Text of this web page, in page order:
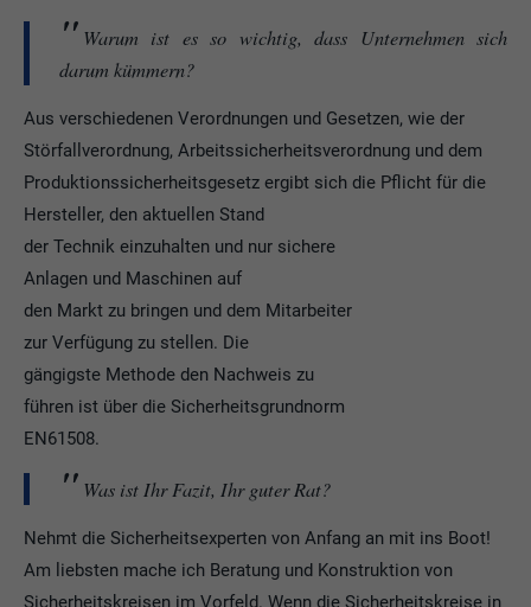
Warum ist es so wichtig, dass Unternehmen sich
darum kümmern?
Aus verschiedenen Verordnungen und Gesetzen, wie der
Störfallverordnung, Arbeitssicherheitsverordnung und dem
Produktionssicherheitsgesetz ergibt sich die Pflicht für die
Hersteller, den aktuellen Stand
der Technik einzuhalten und nur sichere
Anlagen und Maschinen auf
den Markt zu bringen und dem Mitarbeiter
zur Verfügung zu stellen. Die
gängigste Methode den Nachweis zu
führen ist über die Sicherheitsgrundnorm
EN61508.
Was ist Ihr Fazit, Ihr guter Rat?
Nehmt die Sicherheitsexperten von Anfang an mit ins Boot!
Am liebsten mache ich Beratung und Konstruktion von
Sicherheitskreisen im Vorfeld. Wenn die Sicherheitskreise in